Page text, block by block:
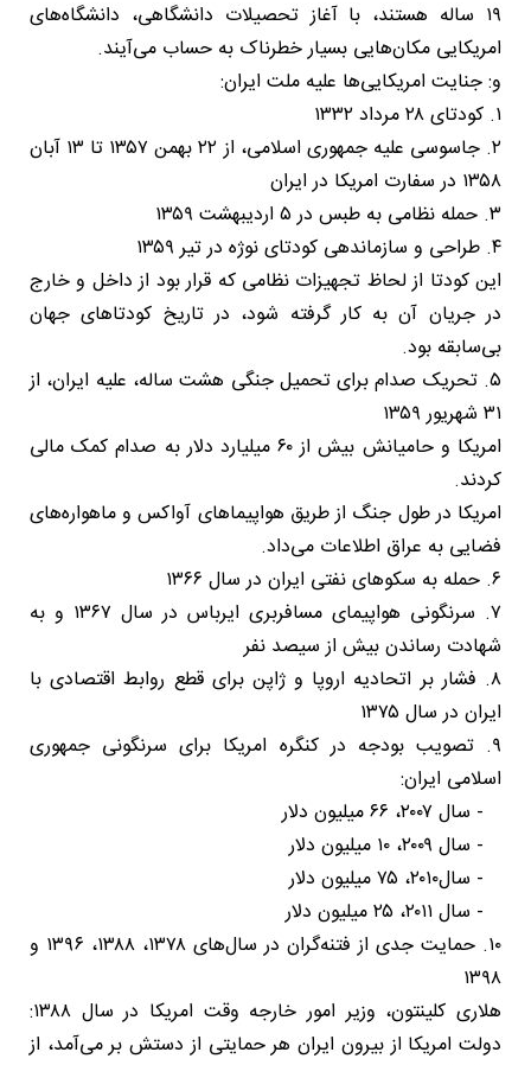
۱۹ ساله هستند، با آغاز تحصیلات دانشگاهی، دانشگاه‌های
امریکایی مکان‌هایی بسیار خطرناک به حساب می‌آیند.
و: جنایت امریکایی‌ها علیه ملت ایران:
۱. کودتای ۲۸ مرداد ۱۳۳۲
۲. جاسوسی علیه جمهوری اسلامی، از ۲۲ بهمن ۱۳۵۷ تا ۱۳ آبان
۱۳۵۸ در سفارت امریکا در ایران
۳. حمله نظامی به طبس در ۵ اردیبهشت ۱۳۵۹
۴. طراحی و سازماندهی کودتای نوژه در تیر ۱۳۵۹
این کودتا از لحاظ تجهیزات نظامی که قرار بود از داخل و خارج
در جریان آن به کار گرفته شود، در تاریخ کودتاهای جهان
بی‌سابقه بود.
۵. تحریک صدام برای تحمیل جنگی هشت ساله، علیه ایران، از
۳۱ شهریور ۱۳۵۹
امریکا و حامیانش بیش از ۶۰ میلیارد دلار به صدام کمک مالی
کردند.
امریکا در طول جنگ از طریق هواپیماهای آواکس و ماهواره‌های
فضایی به عراق اطلاعات می‌داد.
۶. حمله به سکوهای نفتی ایران در سال ۱۳۶۶
۷. سرنگونی هواپیمای مسافربری ایرباس در سال ۱۳۶۷ و به
شهادت رساندن بیش از سیصد نفر
۸. فشار بر اتحادیه اروپا و ژاپن برای قطع روابط اقتصادی با
ایران در سال ۱۳۷۵
۹. تصویب بودجه در کنگره امریکا برای سرنگونی جمهوری
اسلامی ایران:
- سال ۲۰۰۷، ۶۶ میلیون دلار
- سال ۲۰۰۹، ۱۰ میلیون دلار
- سال۲۰۱۰، ۷۵ میلیون دلار
- سال ۲۰۱۱، ۲۵ میلیون دلار
۱۰. حمایت جدی از فتنه‌گران در سال‌های ۱۳۷۸، ۱۳۸۸، ۱۳۹۶ و
۱۳۹۸
هلاری کلینتون، وزیر امور خارجه وقت امریکا در سال ۱۳۸۸:
دولت امریکا از بیرون ایران هر حمایتی از دستش بر می‌آمد، از